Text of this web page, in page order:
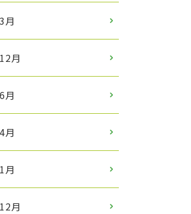
月
月
月
月
月
月